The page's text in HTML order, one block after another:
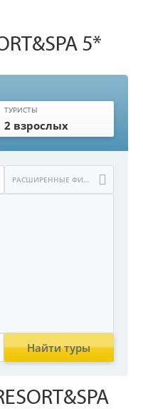
5*
ТУРИСТЫ
2 взрослых
РАСШИРЕННЫЕ ФИЛЬТРЫ
Найти туры